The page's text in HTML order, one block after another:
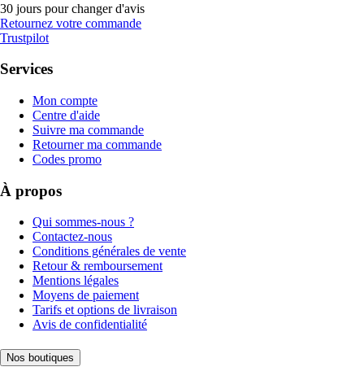
30 jours pour changer d'avis
Retournez votre commande
Trustpilot
Services
Mon compte
Centre d'aide
Suivre ma commande
Retourner ma commande
Codes promo
À propos
Qui sommes-nous ?
Contactez-nous
Conditions générales de vente
Retour & remboursement
Mentions légales
Moyens de paiement
Tarifs et options de livraison
Avis de confidentialité
Nos boutiques